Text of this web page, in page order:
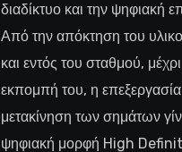
διαδίκτυο και την ψηφιακή
Από την απόκτηση του
και εντός του σταθμού,
εκπομπή του, η επεξεργασία
μετακίνηση των σημάτων
ψηφιακή μορφή High